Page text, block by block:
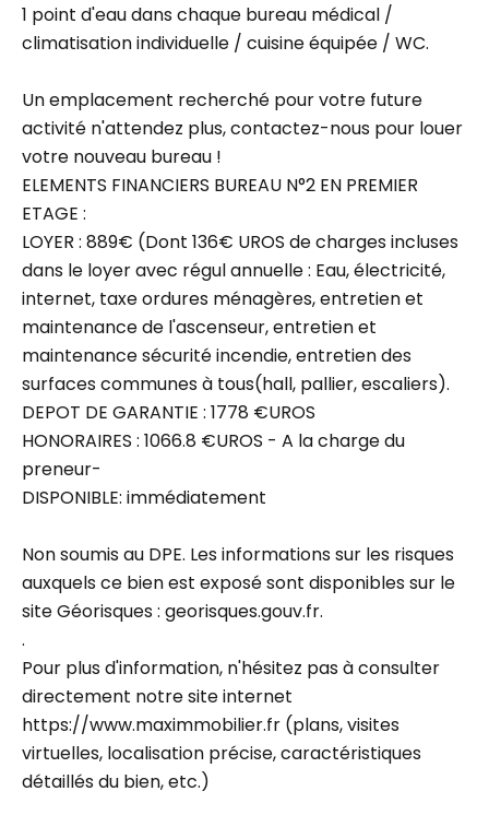
1 point d'eau dans chaque bureau médical /
climatisation individuelle / cuisine équipée / WC.
Un emplacement recherché pour votre future
activité n'attendez plus, contactez-nous pour louer
votre nouveau bureau !
ELEMENTS FINANCIERS BUREAU N°2 EN PREMIER
ETAGE :
LOYER : 889€ (Dont 136€ UROS de charges incluses
dans le loyer avec régul annuelle : Eau, électricité,
internet, taxe ordures ménagères, entretien et
maintenance de l'ascenseur, entretien et
maintenance sécurité incendie, entretien des
surfaces communes à tous(hall, pallier, escaliers).
DEPOT DE GARANTIE : 1778 €UROS
HONORAIRES : 1066.8 €UROS - A la charge du
preneur-
DISPONIBLE: immédiatement
Non soumis au DPE. Les informations sur les risques
auxquels ce bien est exposé sont disponibles sur le
site Géorisques : georisques.gouv.fr.
.
Pour plus d'information, n'hésitez pas à consulter
directement notre site internet
https://www.maximmobilier.fr (plans, visites
virtuelles, localisation précise, caractéristiques
détaillés du bien, etc.)